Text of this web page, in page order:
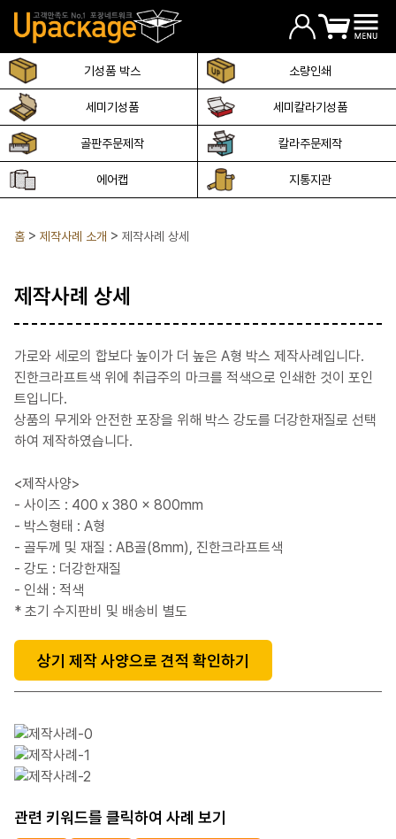
기성품 박스 소량인쇄
세미기성품 세미칼라기성품
골판주문제작 칼라주문제작
에어캡 지통지관
홈 제작사례 소개 제작사례 상세
제작사례 상세
가로와 세로의 합보다 높이가 더 높은 A형 박스 제작사례입니다.
진한크라프트색 위에 취급주의 마크를 적색으로 인쇄한 것이 포인
트입니다.
상품의 무게와 안전한 포장을 위해 박스 강도를 더강한재질로 선택
하여 제작하였습니다.
<제작사양>
- 사이즈 : 400 x 380 x 800mm
- 박스형태 : A형
- 골두께 및 재질 : AB골(8mm), 진한크라프트색
- 강도 : 더강한재질
- 인쇄 : 적색
* 초기 수지판비 및 배송비 별도
상기 제작 사양으로 견적 확인하기
관련 키워드를 클릭하여 사례 보기